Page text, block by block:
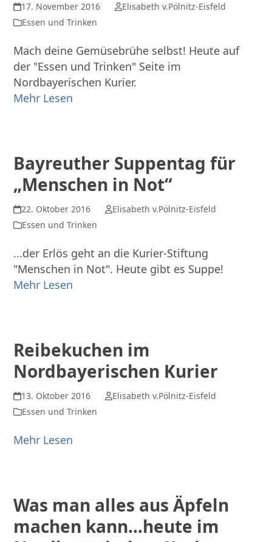
17. November 2016
Elisabeth v.Pölnitz-Eisfeld
Essen und Trinken
Mach deine Gemüsebrühe selbst! Heute auf
der "Essen und Trinken" Seite im
Nordbayerischen Kurier.
Mehr Lesen
Bayreuther Suppentag für
„Menschen in Not“
22. Oktober 2016
Elisabeth v.Pölnitz-Eisfeld
Essen und Trinken
...der Erlös geht an die Kurier-Stiftung
"Menschen in Not". Heute gibt es Suppe!
Mehr Lesen
Reibekuchen im
Nordbayerischen Kurier
13. Oktober 2016
Elisabeth v.Pölnitz-Eisfeld
Essen und Trinken
Mehr Lesen
Was man alles aus Äpfeln
machen kann…heute im